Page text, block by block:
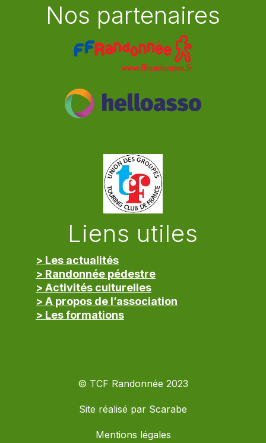
Nos partenaires
Liens utiles
> Les actualités
> Randonnée pédestre
> Activités culturelles
> A propos de l’association
> Les formations
© TCF Randonnée 2023
Site réalisé par Scarabe
Mentions légales